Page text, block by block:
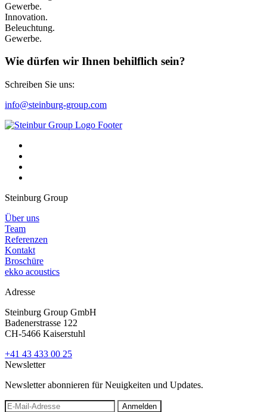
Gewerbe.
Innovation.
Beleuchtung.
Gewerbe.
Wie dürfen wir Ihnen behilflich sein?
Schreiben Sie uns:
info@steinburg-group.com
Steinburg Group
Über uns
Team
Referenzen
Kontakt
Broschüre
ekko acoustics
Adresse
Steinburg Group GmbH
Badenerstrasse 122
CH-5466 Kaiserstuhl
+41 43 433 00 25
Newsletter
Newsletter abonnieren für Neuigkeiten und Updates.
Anmelden